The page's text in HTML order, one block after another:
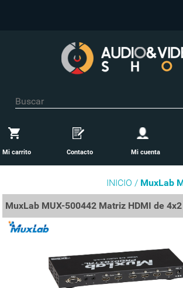
Mi carrito Contacto Mi cuenta
INICIO / MuxLab
MuxLab MUX-500442 Matriz HDMI de 4x2